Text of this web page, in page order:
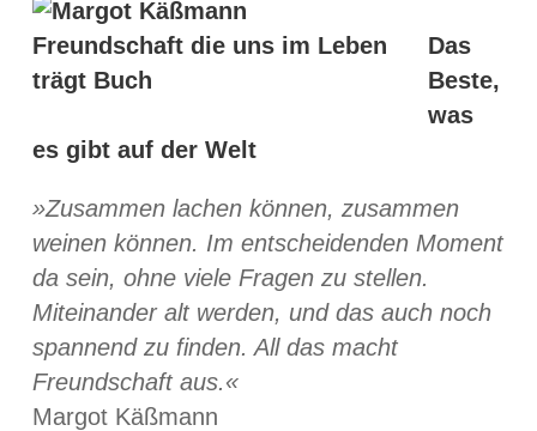
Das
Beste,
was
es gibt auf der Welt
»Zusammen lachen können, zusammen
weinen können. Im entscheidenden Moment
da sein, ohne viele Fragen zu stellen.
Miteinander alt werden, und das auch noch
spannend zu finden. All das macht
Freundschaft aus.«
Margot Käßmann